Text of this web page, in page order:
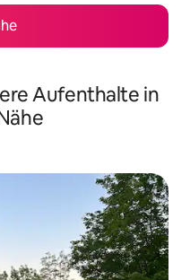
Aufenthalte in